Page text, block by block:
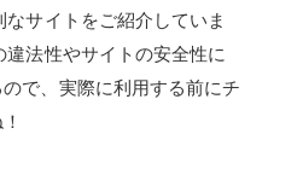
サイトをご紹介していま
法性やサイトの安全性に
で、実際に利用する前にチ